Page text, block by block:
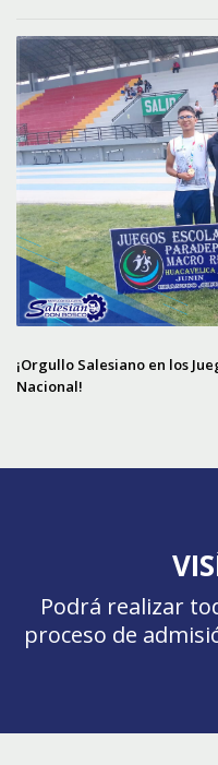
¡Orgullo Salesiano en los
Nacional!
Podrá realizar
proceso de